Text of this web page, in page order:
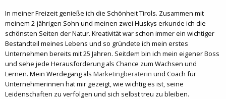
In meiner Freizeit genieße ich die Schönheit Tirols. Zusammen mit
meinem 2-jährigen Sohn und meinen zwei Huskys erkunde ich die
schönsten Seiten der Natur. Kreativität war schon immer ein wichtiger
Bestandteil meines Lebens und so gründete ich mein erstes
Unternehmen bereits mit 25 Jahren. Seitdem bin ich mein eigener Boss
und sehe jede Herausforderung als Chance zum Wachsen und
Lernen. Mein Werdegang als Marketingberaterin und Coach für
Unternehmerinnen hat mir gezeigt, wie wichtig es ist, seine
Leidenschaften zu verfolgen und sich selbst treu zu bleiben.